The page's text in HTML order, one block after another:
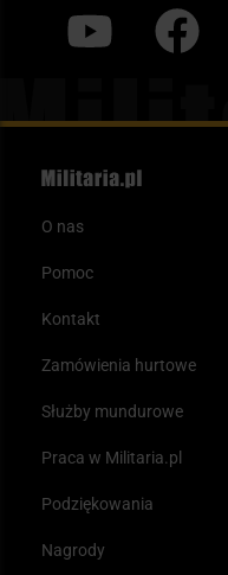
O nas
Pomoc
Kontakt
Zamówienia hurtowe
Służby mundurowe
Praca w Militaria.pl
Podziękowania
Nagrody